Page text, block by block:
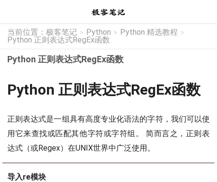
当前位置： 极客笔记 > Python > Python 精选教程 >
Python 正则表达式RegEx函数
Python 正则表达式RegEx函数
Python 正则表达式RegEx函数
正则表达式是一组具有高度专业化语法的字符，我们可以使
用它来查找或匹配其他字符或字符组。 简而言之，正则表
达式（或Regex）在UNIX世界中广泛使用。
导入re模块